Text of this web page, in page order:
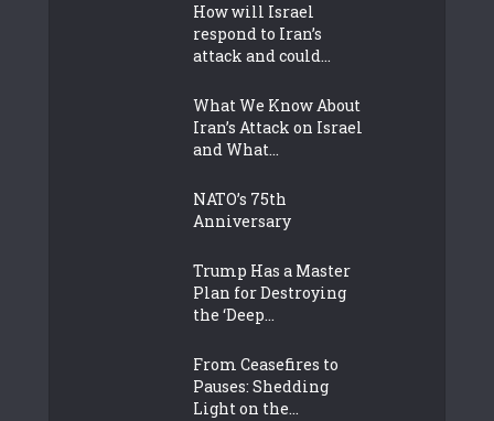
How will Israel
respond to Iran’s
attack and could...
What We Know About
Iran’s Attack on Israel
and What...
NATO’s 75th
Anniversary
Trump Has a Master
Plan for Destroying
the ‘Deep...
From Ceasefires to
Pauses: Shedding
Light on the...